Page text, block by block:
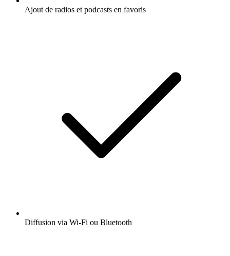
Ajout de radios et podcasts en favoris
Diffusion via Wi-Fi ou Bluetooth